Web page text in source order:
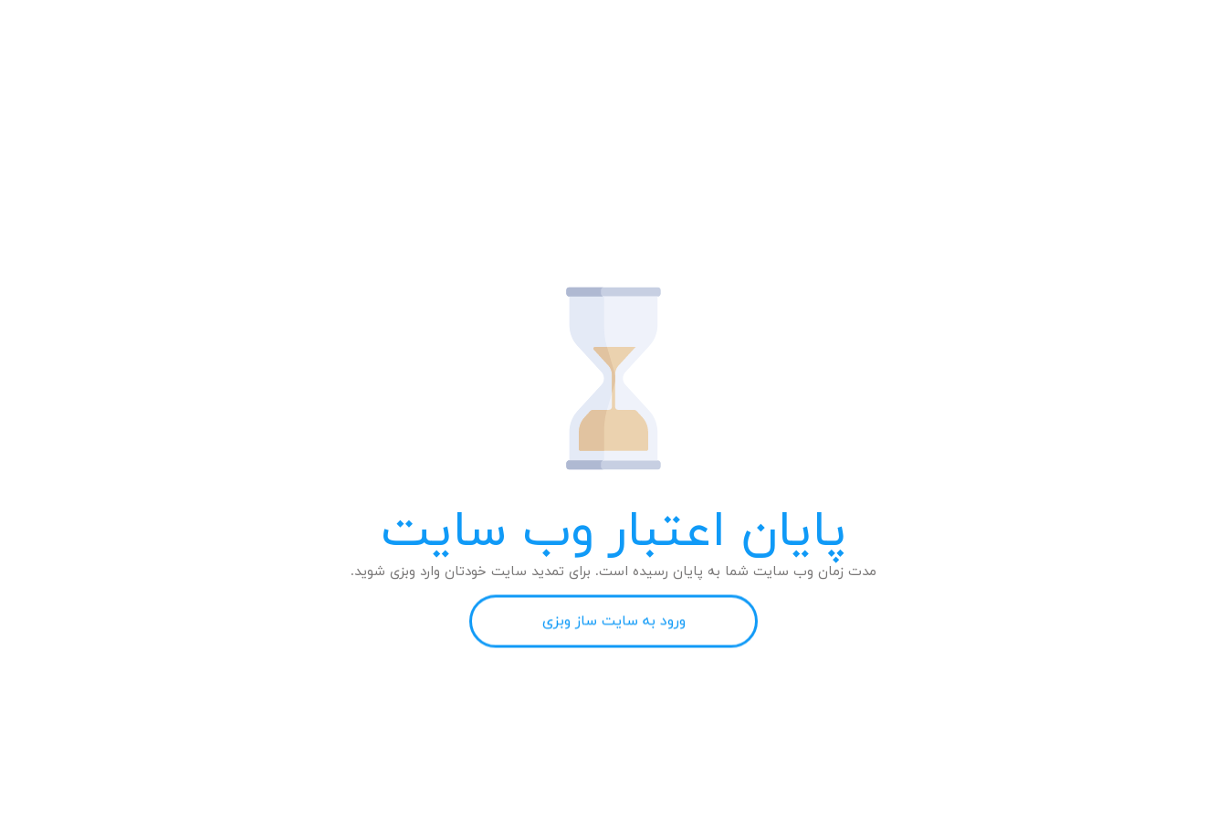
پایان اعتبار وب سایت
مدت زمان وب سایت شما به پایان رسیده است. برای تمدید سایت خودتان وارد وبزی شوید.
ورود به سایت ساز وبزی